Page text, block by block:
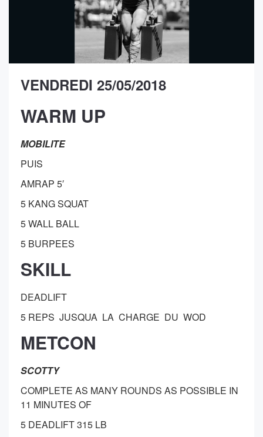
VENDREDI 25/05/2018
WARM UP
MOBILITE
PUIS
AMRAP 5′
5 KANG SQUAT
5 WALL BALL
5 BURPEES
SKILL
DEADLIFT
5 REPS JUSQUA LA CHARGE DU WOD
METCON
SCOTTY
COMPLETE AS MANY ROUNDS AS POSSIBLE IN
11 MINUTES OF
5 DEADLIFT 315 LB